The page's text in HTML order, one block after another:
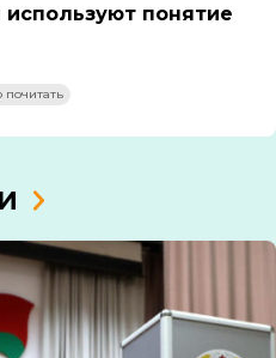
понятие
почитать